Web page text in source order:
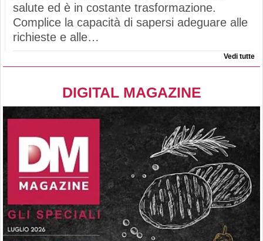
salute ed è in costante trasformazione.
Complice la capacità di sapersi adeguare alle
richieste e alle…
Vedi tutte
DIGITAL MAGAZINE